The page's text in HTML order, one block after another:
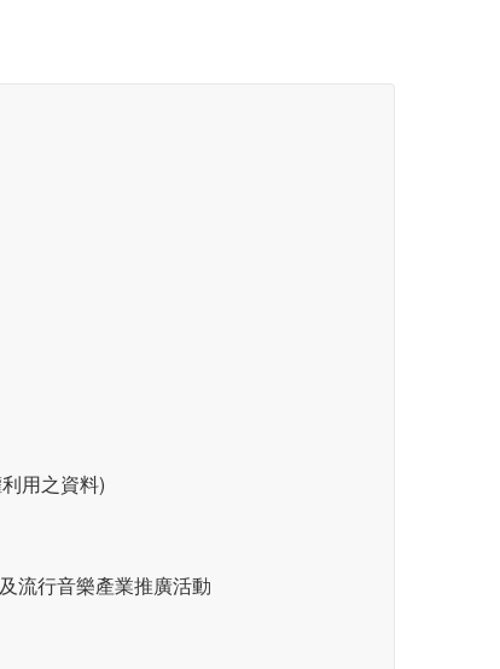
用之資料)
流行音樂產業推廣活動